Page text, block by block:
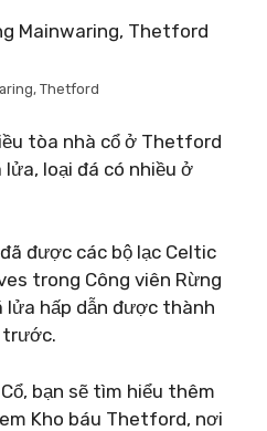
Thetford
tòa nhà cổ ở Thetford
loại đá có nhiều ở
được các bộ lạc Celtic
trong Công viên Rừng
hấp dẫn được thành
trước.
bạn sẽ tìm hiểu thêm
Kho báu Thetford, nơi